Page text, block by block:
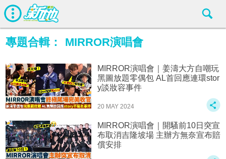
專題合輯： MIRROR演唱會
MIRROR演唱會｜姜濤大方自嘲玩
黑圖放題零偶包 AL首回應連環stor
y談妝容事件
20 MAY 2024
MIRROR演唱會｜開騷前10日突宣
布取消吉隆坡場 主辦方無奈宣布賠
償安排